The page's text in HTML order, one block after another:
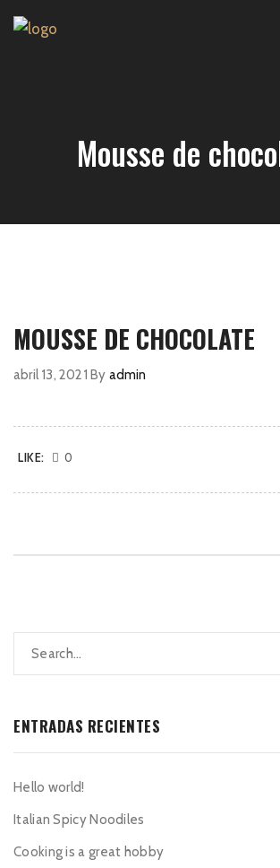
Mousse de
MOUSSE DE CHOCOLATE
abril 13, 2021 By admin
LIKE: 0
ENTRADAS RECIENTES
Hello world!
Italian Spicy Noodiles
Cooking is a great hobby